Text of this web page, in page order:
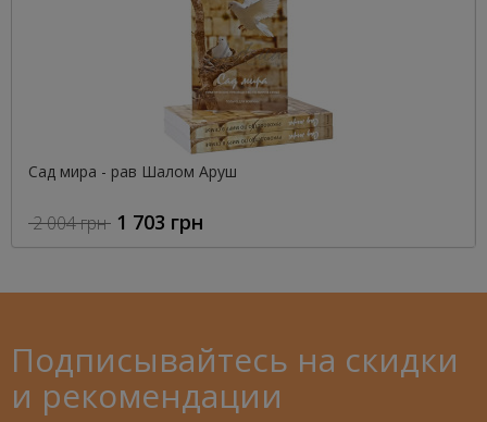
Сад мира - рав Шалом Аруш
2 004 грн 1 703 грн
Подписывайтесь на скидки
и рекомендации